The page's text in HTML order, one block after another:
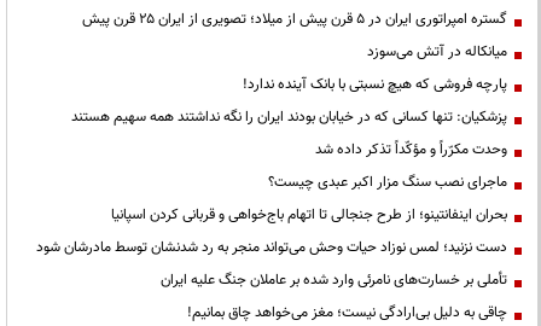
گستره امپراتوری ایران در ۵ قرن پیش از میلاد؛ تصویری از ایران ۲۵ قرن پیش
میانکاله در آتش می‌سوزد
پارچه فروشی که هیچ نسبتی با بانک آینده ندارد!
پزشکیان: تنها کسانی که در خیابان بودند ایران را نگه نداشتند همه سهیم هستند
وحدت مکرّراً و مؤکّداً تذکر داده شد
ماجرای نصب سنگ مزار اکبر عبدی چیست؟
بحران اینفانتینو؛ از طرح جنجالی تا اتهام باج‌خواهی و قربانی کردن اسپانیا
دست نزنید؛ لمس نوزاد حیات وحش می‌تواند منجر به رد شدنشان توسط مادرشان شود
تأملی بر خسارت‌های نامرئی وارد شده بر عاملان جنگ علیه ایران
چاقی به دلیل بی‌ارادگی نیست؛ مغز می‌خواهد چاق بمانیم!